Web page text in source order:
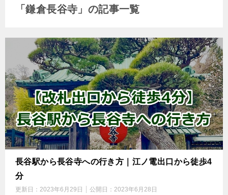
「鎌倉長谷寺」の記事一覧
長谷駅から長谷寺への行き方｜江ノ電出口から徒歩4
分
更新日： 2023年6月29日 公開日： 2023年6月28日